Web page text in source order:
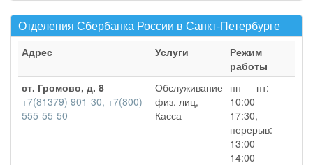
Отделения Сбербанка России в Санкт-Петербурге
Адрес Услуги
Режим
работы
ст. Громово, д. 8
+7(81379) 901-30, +7(800)
555-55-50
Обслуживание
физ. лиц,
Касса
пн — пт:
10:00 —
17:30,
перерыв:
13:00 —
14:00